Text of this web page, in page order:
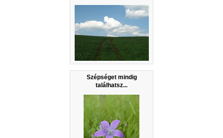
Szépséget mindig
találhatsz...